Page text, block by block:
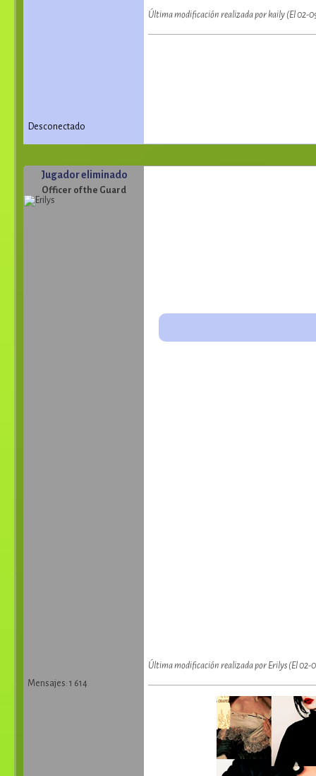
Última modificación realizada por kaily (El 02-
Desconectado
Jugador eliminado
Officer of the Guard
Mensajes: 1 614
Última modificación realizada por Erilys (El 02-